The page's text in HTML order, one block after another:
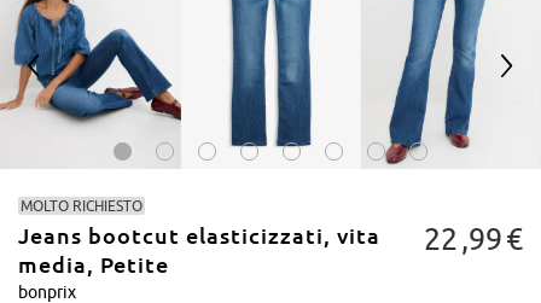
< >
MOLTO RICHIESTO
Jeans bootcut elasticizzati, vita
media, Petite
bonprix
22 99€